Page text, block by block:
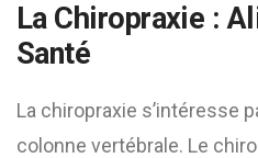
La Chiropraxie :
Santé
La chiropraxie s’intéresse
colonne vertébrale. Le